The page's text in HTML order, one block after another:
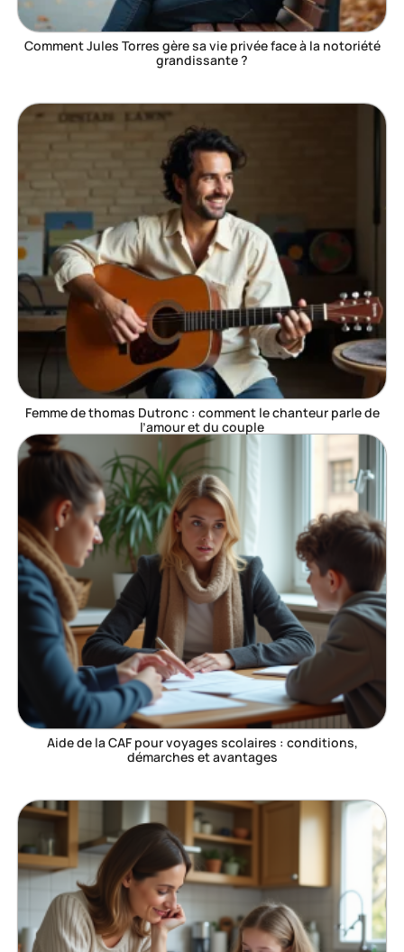
Comment Jules Torres gère sa vie privée face à la notoriété
grandissante ?
Femme de thomas Dutronc : comment le chanteur parle de
l’amour et du couple
Aide de la CAF pour voyages scolaires : conditions,
démarches et avantages